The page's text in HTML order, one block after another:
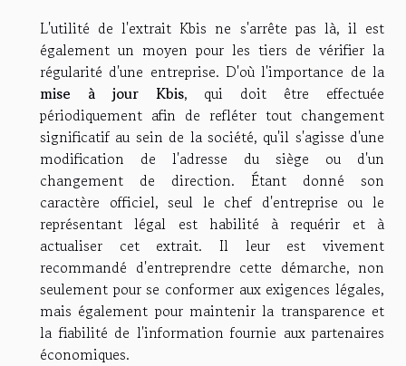
L'utilité de l'extrait Kbis ne s'arrête pas là, il est
également un moyen pour les tiers de vérifier la
régularité d'une entreprise. D'où l'importance de la
mise à jour Kbis, qui doit être effectuée
périodiquement afin de refléter tout changement
significatif au sein de la société, qu'il s'agisse d'une
modification de l'adresse du siège ou d'un
changement de direction. Étant donné son
caractère officiel, seul le chef d'entreprise ou le
représentant légal est habilité à requérir et à
actualiser cet extrait. Il leur est vivement
recommandé d'entreprendre cette démarche, non
seulement pour se conformer aux exigences légales,
mais également pour maintenir la transparence et
la fiabilité de l'information fournie aux partenaires
économiques.